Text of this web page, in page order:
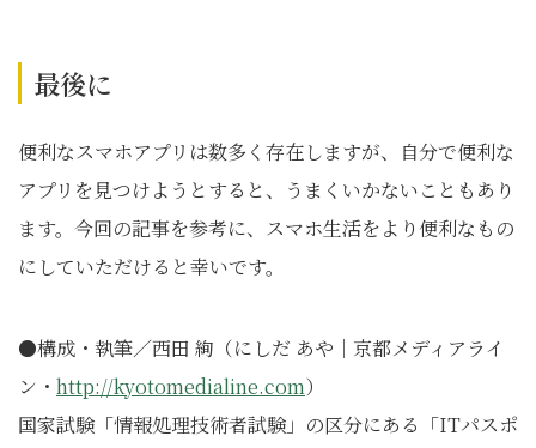
最後に
便利なスマホアプリは数多く存在しますが、自分で便利な
アプリを見つけようとすると、うまくいかないこともあり
ます。今回の記事を参考に、スマホ生活をより便利なもの
にしていただけると幸いです。
●構成・執筆／西田 絢（にしだ あや｜京都メディアライ
ン・ http://kyotomedialine.com）
国家試験「情報処理技術者試験」の区分にある「ITパスポ